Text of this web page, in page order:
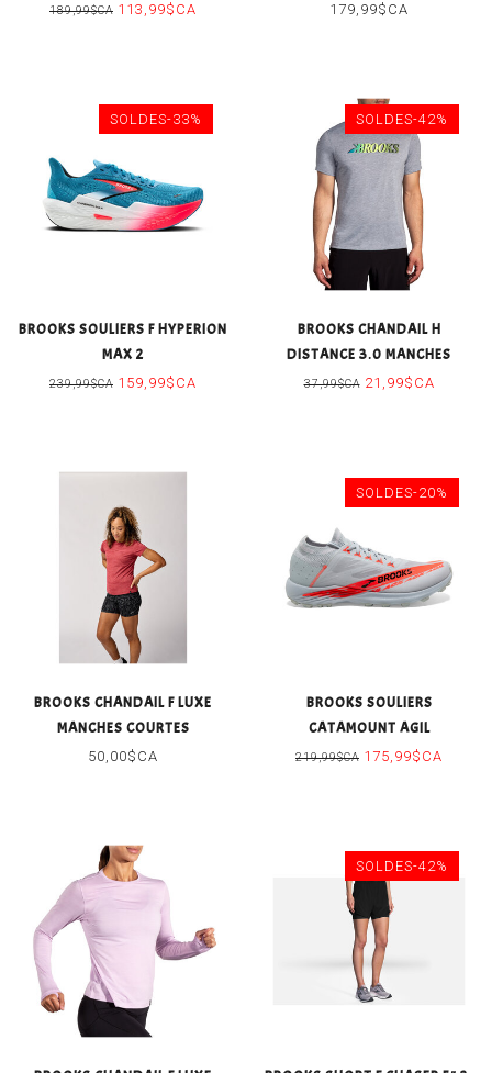
189,99$CA 113,99$CA 179,99$CA
SOLDES-33%
BROOKS SOULIERS F HYPERION
MAX 2
239,99$CA 159,99$CA
SOLDES-42%
BROOKS CHANDAIL H
DISTANCE 3.0 MANCHES
COURTES
37,99$CA21,99$CA
BROOKS CHANDAIL F LUXE
MANCHES COURTES
50,00$CA
SOLDES-20%
BROOKS SOULIERS
CATAMOUNT AGIL
219,99$CA 175,99$CA
SOLDES-42%